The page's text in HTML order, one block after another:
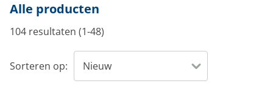
Alle producten
104 resultaten (1-48)
Sorteren op: